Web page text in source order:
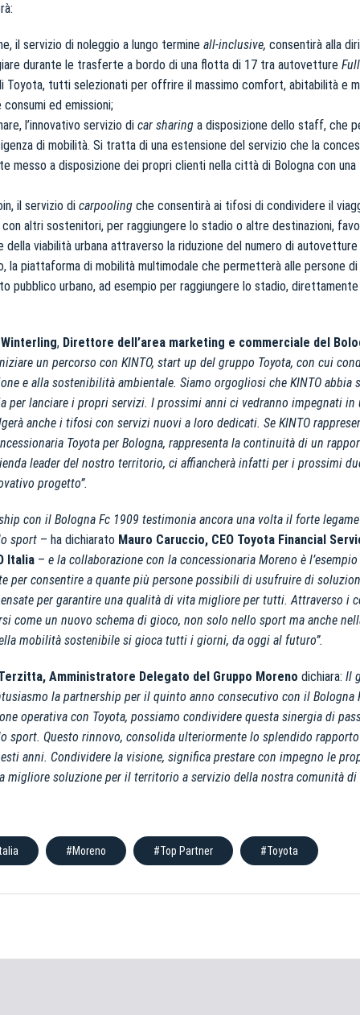
il servizio di noleggio a lungo termine all-inclusive, consentirà alla
durante le trasferte a bordo di una flotta di 17 tra autovetture
Toyota, tutti selezionati per offrire il massimo comfort, abitabilità e
consumi ed emissioni;
l’innovativo servizio di car sharing a disposizione dello staff, che
di mobilità. Si tratta di una estensione del servizio che la
messo a disposizione dei propri clienti nella città di Bologna con
il servizio di carpoolingche consentirà ai tifosi di condividere il
altri sostenitori, per raggiungere lo stadio o altre destinazioni,
della viabilità urbana attraverso la riduzione del numero di
la piattaforma di mobilità multimodale che permetterà alle persone
pubblico urbano, ad esempio per raggiungere lo stadio,
, Direttore dell’area marketing e commerciale del
un percorso con KINTO, start up del gruppo Toyota, con cui
e alla sostenibilità ambientale. Siamo orgogliosi che KINTO abbia
per lanciare i propri servizi. I prossimi anni ci vedranno impegnati
anche i tifosi con servizi nuovi a loro dedicati. Se KINTO
Toyota per Bologna, rappresenta la continuità di un
leader del nostro territorio, ci affiancherà infatti per i prossimi
progetto”.
con il Bologna Fc 1909 testimonia ancora una volta il forte
sport– ha dichiarato Mauro Caruccio, CEO Toyota Financial
Italia– e la collaborazione con la concessionaria Moreno è
per consentire a quante più persone possibili di usufruire di
per garantire una qualità di vita migliore per tutti.Attraverso i
come un nuovo schema di gioco, non solo nello sport ma anche
mobilità sostenibile si gioca tutti i giorni, da oggi al futuro”.
Amministratore Delegato del Gruppo Moreno dichiara: Il
la partnership per il quinto anno consecutivo con il Bologna
operativa con Toyota, possiamo condividere questa sinergia di
sport. Questo rinnovo, consolida ulteriormente lo splendido
anni. Condividere la visione, significa prestare con impegno le
migliore soluzione per il territorio a servizio della nostra comunità
#Moreno #Top Partner #Toyota
vendite regolari